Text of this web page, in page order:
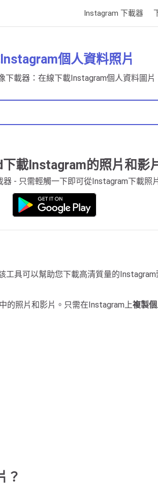
Instagram 下載器
個人資料照片
下載器：在線下載Instagram個人資料圖片
載Instagram的照片和影
- 只需輕觸一下即可從Instagram下載照
具可以幫助您下載高清質量的
的照片和影片。只需在Instagram上複製
？